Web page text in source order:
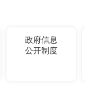
政府信息
公开制度